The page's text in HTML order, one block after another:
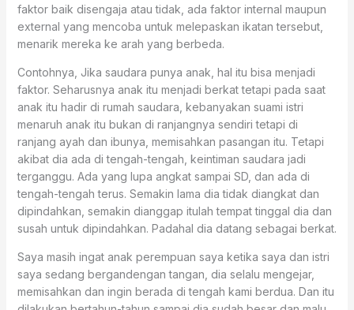
faktor baik disengaja atau tidak, ada faktor internal maupun
external yang mencoba untuk melepaskan ikatan tersebut,
menarik mereka ke arah yang berbeda.
Contohnya, Jika saudara punya anak, hal itu bisa menjadi
faktor. Seharusnya anak itu menjadi berkat tetapi pada saat
anak itu hadir di rumah saudara, kebanyakan suami istri
menaruh anak itu bukan di ranjangnya sendiri tetapi di
ranjang ayah dan ibunya, memisahkan pasangan itu. Tetapi
akibat dia ada di tengah-tengah, keintiman saudara jadi
terganggu. Ada yang lupa angkat sampai SD, dan ada di
tengah-tengah terus. Semakin lama dia tidak diangkat dan
dipindahkan, semakin dianggap itulah tempat tinggal dia dan
susah untuk dipindahkan. Padahal dia datang sebagai berkat.
Saya masih ingat anak perempuan saya ketika saya dan istri
saya sedang bergandengan tangan, dia selalu mengejar,
memisahkan dan ingin berada di tengah kami berdua. Dan itu